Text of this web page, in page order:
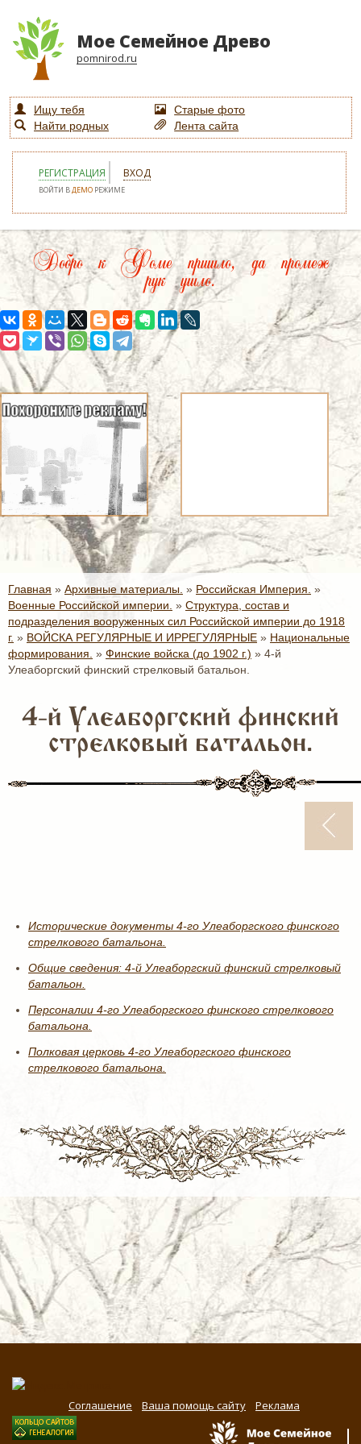
Мое Семейное Древо
pomnirod.ru
Ищу тебя
Старые фото
Найти родных
Лента сайта
РЕГИСТРАЦИЯ ВХОД
ВОЙТИ ВДЕМО РЕЖИМЕ
Добро к Фоме пришло, да промеж
рук ушло.
Главная » Архивные материалы. » Российская Империя. »
Военные Российской империи. » Структура, состав и
подразделения вооруженных сил Российской империи до 1918
г. » ВОЙСКА РЕГУЛЯРНЫЕ И ИРРЕГУЛЯРНЫЕ » Национальные
формирования. » Финские войска (до 1902 г.) » 4-й
Улеаборгский финский стрелковый батальон.
4-й Улеаборгский финский
стрелковый батальон.
Исторические документы 4-го Улеаборгского финского
стрелкового батальона.
Общие сведения: 4-й Улеаборгский финский стрелковый
батальон.
Персоналии 4-го Улеаборгского финского стрелкового
батальона.
Полковая церковь 4-го Улеаборгского финского
стрелкового батальона.
Соглашение Ваша помощь сайту Реклама